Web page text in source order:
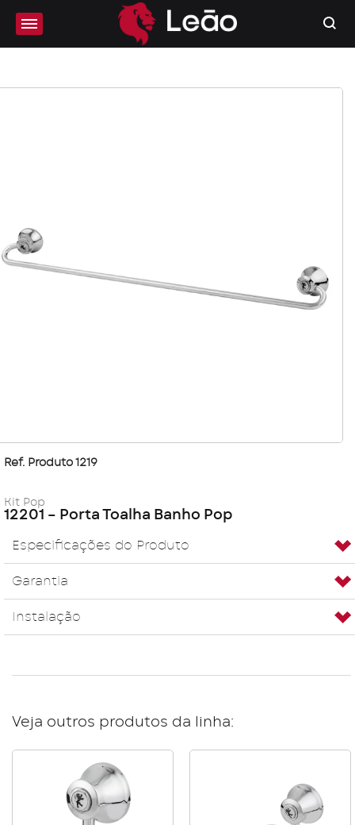
Ref. Produto 1219
Kit Pop
12201 – Porta Toalha Banho Pop
Especificações do Produto
Garantia
Instalação
Veja outros produtos da linha: